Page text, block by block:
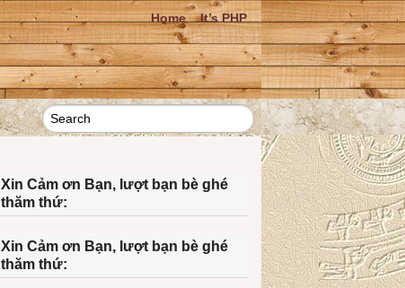
Home It’s PHP
Xin Cảm ơn Bạn, lượt bạn bè ghé
thăm thứ:
Xin Cảm ơn Bạn, lượt bạn bè ghé
thăm thứ: